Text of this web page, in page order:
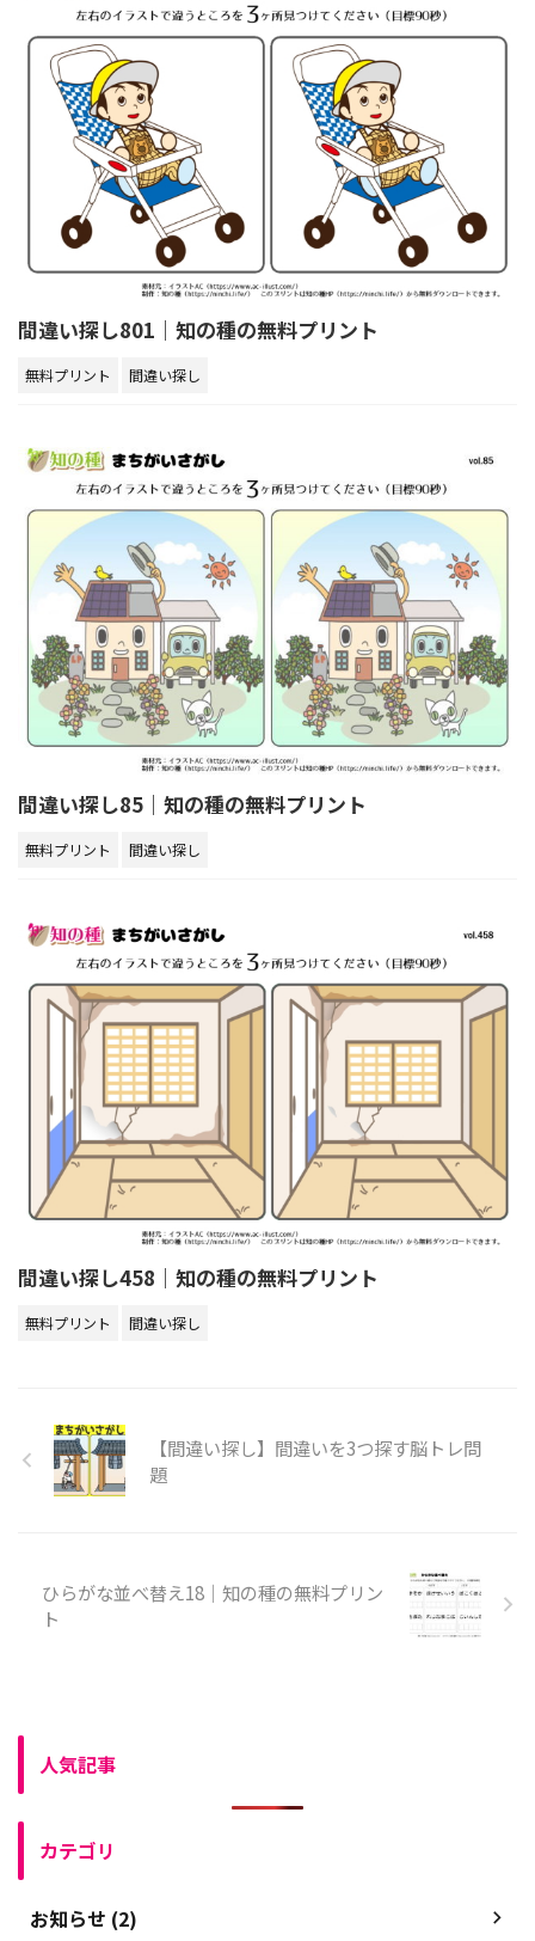
間違い探し801｜知の種の無料プリント
無料プリント 間違い探し
間違い探し85｜知の種の無料プリント
無料プリント 間違い探し
間違い探し458｜知の種の無料プリント
無料プリント 間違い探し
【間違い探し】間違いを3つ探す脳トレ問
題
ひらがな並べ替え18｜知の種の無料プリン
ト
人気記事
カテゴリ
お知らせ (2)